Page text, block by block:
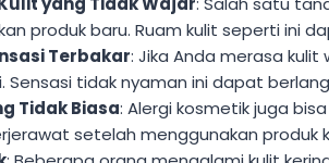
produk baru. Ruam kulit seperti ini
Terbakar: Jika Anda merasa
Sensasi tidak nyaman ini dapat
Tidak Biasa: Alergi kosmetik juga
setelah menggunakan produk